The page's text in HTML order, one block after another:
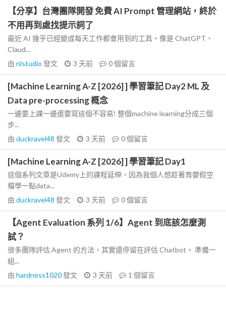
【分享】台灣團隊開發 免費 AI Prompt 管理網站，終於
不用再到處找提示詞了
最近 AI 幾乎已經變成每天工作都會用到的工具。像是 ChatGPT、
Claud...
由 nlstudio 發文 3 天前 0個留言
[Machine Learning A-Z [2026] ] 學習筆記 Day2 ML 及
Data pre-processing 概念
一邊要上課一邊還要寫這個不容易! 整個machine learning分成三個
步...
由 duckravel48 發文 3 天前 0個留言
[Machine Learning A-Z [2026] ] 學習筆記 Day1
這個系列文章是Udemy上的課程延伸，因為我個人想趁著育嬰假空
檔學一點data...
由 duckravel48 發文 3 天前 0個留言
【Agent Evaluation 系列 1/6】Agent 到底該怎麼測
試？
很多團隊評估 Agent 的方法，其實還停留在評估 Chatbot。 準備一
組...
由 hardness1020發文 3 天前 1 個留言